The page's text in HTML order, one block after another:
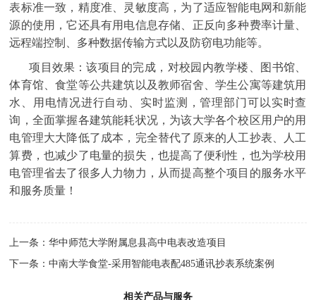
表标准一致，精度准、灵敏度高，为了适应智能电网和新能
源的使用，它还具有用电信息存储、正反向多种费率计量、
远程端控制、多种数据传输方式以及防窃电功能等。
项目效果：该项目的完成，对校园内教学楼、图书馆、
体育馆、食堂等公共建筑以及教师宿舍、学生公寓等建筑用
水、用电情况进行自动、实时监测，管理部门可以实时查
询，全面掌握各建筑能耗状况，为该大学各个校区用户的用
电管理大大降低了成本，完全替代了原来的人工抄表、人工
算费，也减少了电量的损失，也提高了便利性，也为学校用
电管理省去了很多人力物力，从而提高整个项目的服务水平
和服务质量！
上一条：华中师范大学附属息县高中电表改造项目
下一条：中南大学食堂-采用智能电表配485通讯抄表系统案例
相关产品与服务